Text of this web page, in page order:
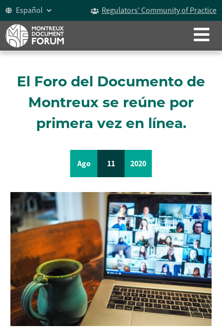
Regulators' Community of Practice
CERRAR
ACERCA DE NOSOTROS
Historia
Celebrando los 15 años
Grupo De Trabajo Sobre ICOCA
Grupo De Trabajo Marítimo
Sesiones Plenarias
Secretaría
SERVICIOS PARA LOS ESTADOS
El Foro del Documento de
Montreux se reúne por
primera vez en línea.
Ago 11 2020